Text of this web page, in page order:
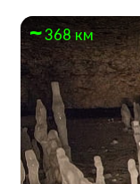
368 км